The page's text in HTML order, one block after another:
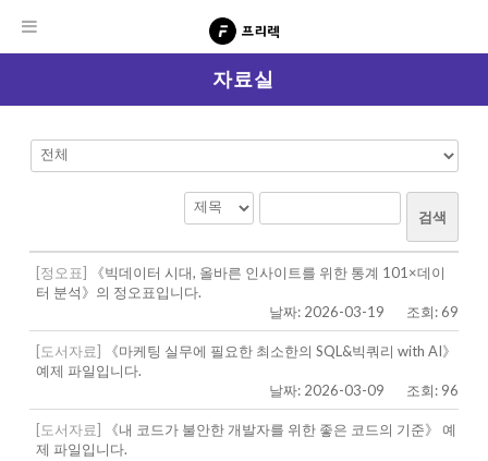
자료실
검색
[정오표]
《빅데이터 시대, 올바른 인사이트를 위한 통계 101×데이
터 분석》의 정오표입니다.
날짜: 2026-03-19
조회: 69
[도서자료]
《마케팅 실무에 필요한 최소한의 SQL&빅쿼리 with AI》
예제 파일입니다.
날짜: 2026-03-09
조회: 96
[도서자료]
《내 코드가 불안한 개발자를 위한 좋은 코드의 기준》 예
제 파일입니다.